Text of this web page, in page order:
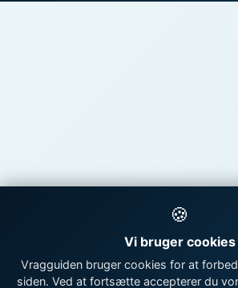
🍪
Vi bruger cookies
Vragguiden bruger cookies for at
siden. Ved at fortsætte accepterer du